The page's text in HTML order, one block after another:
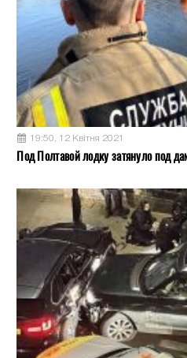
19:50, 12 Квітня 2021
Под Полтавой лодку затянуло под